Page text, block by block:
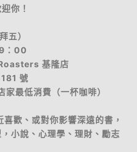
你！
五）
：00
基隆店
號
最低消費（一杯咖啡）
歡、或對你影響深遠的書，
小說、心理學、理財、勵志